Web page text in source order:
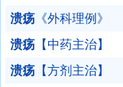
溃疡 《外科理例》
溃疡 【中药主治】
溃疡 【方剂主治】